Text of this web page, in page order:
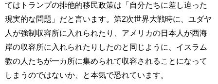
てはトランプの排他的移民政策は「自分たちに差し迫った
現実的な問題」だと言います。第2次世界大戦時に、ユダヤ
人が強制収容所に入れられたり、アメリカの日本人が西海
岸の収容所に入れられたりしたのと同じように、イスラム
教の人たちが一カ所に集められて収容されることになって
しまうのではないか、と本気で恐れています。